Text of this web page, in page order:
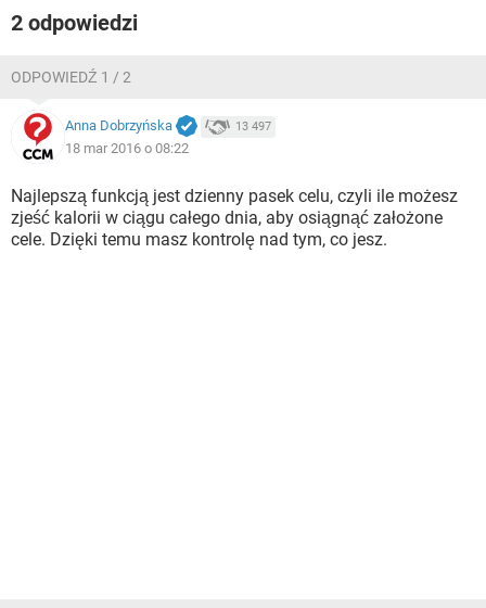
2 odpowiedzi
ODPOWIEDŹ 1 / 2
Anna Dobrzyńska 13 497
18 mar 2016 o 08:22
Najlepszą funkcją jest dzienny pasek celu, czyli ile możesz
zjeść kalorii w ciągu całego dnia, aby osiągnąć założone
cele. Dzięki temu masz kontrolę nad tym, co jesz.